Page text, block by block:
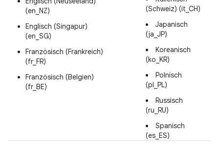
(en_NZ)
Englisch (Singapur)
(en_SG)
Französisch (Frankreich)
(fr_FR)
Französisch (Belgien)
(fr_BE)
(Schweiz) (it_CH)
Japanisch
(ja_JP)
Koreanisch
(ko_KR)
Polnisch
(pl_PL)
Russisch
(ru_RU)
Spanisch
(es_ES)